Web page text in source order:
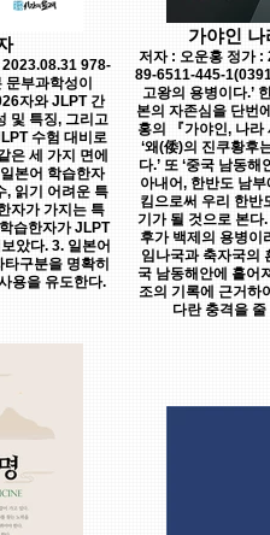
978-
부과학성이
자와 JLPT 간
및 특징, 그리고
수험 대비로
은 세 가지 면에
본어 학습한자
, 읽기 어려운 특
자가 가지는 특
습한자가 JLPT
았다. 3. 일본어
구분을 명확히
용을 유도한다.
가야인
저자 : 오운홍 정가
89-6511-445-
고왕의 용병이다.’
본의 자존심을 단번
홍의 『가야인, 나라
‘왜(倭)의 진쿠황후
다.’ 또 ‘중국 남동
아내어, 한반도 남
킴으로써 우리 한반
기가 될 것으로 본다
후가 백제의 용병이
임나국과 축자국의
국 남동해안에 흩어
조의 기록에 근거하
다란 충격을